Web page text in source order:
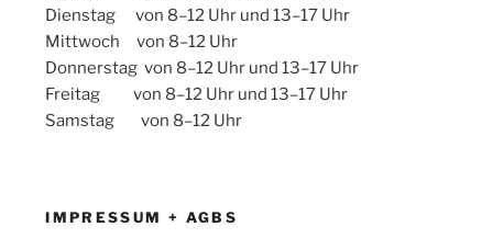
Dienstag von 8–12 Uhr und 13–17 Uhr
Mittwoch von 8–12 Uhr
Donnerstag von 8–12 Uhr und 13–17 Uhr
Freitag von 8–12 Uhr und 13–17 Uhr
Samstag von 8–12 Uhr
IMPRESSUM + AGBS